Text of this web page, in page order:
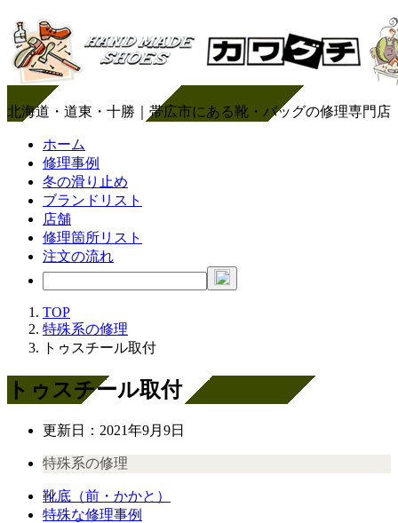
北海道・道東・十勝｜帯広市にある靴・バッグの修理専門店
ホーム
修理事例
冬の滑り止め
ブランドリスト
店舗
修理箇所リスト
注文の流れ
TOP
特殊系の修理
トゥスチール取付
トゥスチール取付
更新日： 2021年9月9日
特殊系の修理
靴底（前・かかと）
特殊な修理事例